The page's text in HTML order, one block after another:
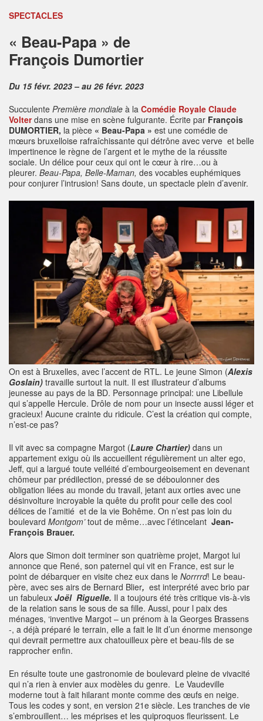
SPECTACLES
« Beau-Papa » de
François Dumortier
Du 15 févr. 2023 – au 26 févr. 2023
Succulente Première mondiale à la Comédie Royale Claude
Volter dans une mise en scène fulgurante. Écrite par François
DUMORTIER, la pièce « Beau-Papa » est une comédie de
mœurs bruxelloise rafraîchissante qui détrône avec verve et belle
impertinence le règne de l’argent et le mythe de la réussite
sociale. Un délice pour ceux qui ont le cœur à rire…ou à
pleurer. Beau-Papa, Belle-Maman, des vocables euphémiques
pour conjurer l’intrusion! Sans doute, un spectacle plein d’avenir.
On est à Bruxelles, avec l’accent de RTL. Le jeune Simon (Alexis
Goslain) travaille surtout la nuit. Il est illustrateur d’albums
jeunesse au pays de la BD. Personnage principal: une Libellule
qui s’appelle Hercule. Drôle de nom pour un insecte aussi léger et
gracieux! Aucune crainte du ridicule. C’est la création qui compte,
n’est-ce pas?
Il vit avec sa compagne Margot (Laure Chartier) dans un
appartement exigu où ils accueillent régulièrement un alter ego,
Jeff, qui a largué toute velléité d’embourgeoisement en devenant
chômeur par prédilection, pressé de se déboulonner des
obligation liées au monde du travail, jetant aux orties avec une
désinvolture incroyable la quête du profit pour celle des cool
délices de l’amitié et de la vie Bohême. On n’est pas loin du
boulevard Montgom’ tout de même…avec l’étincelant Jean-
François Brauer.
Alors que Simon doit terminer son quatrième projet, Margot lui
annonce que René, son paternel qui vit en France, est sur le
point de débarquer en visite chez eux dans le Norrrrd! Le beau-
père, avec ses airs de Bernard Blier, est interprété avec brio par
un fabuleux Joël Riguelle. Il a toujours été très critique vis-à-vis
de la relation sans le sous de sa fille. Aussi, pour l paix des
ménages, ‘inventive Margot – un prénom à la Georges Brassens
-, a déjà préparé le terrain, elle a fait le lit d’un énorme mensonge
qui devrait permettre aux chatouilleux père et beau-fils de se
rapprocher enfin.
En résulte toute une gastronomie de boulevard pleine de vivacité
qui n’a rien à envier aux modèles du genre. Le Vaudeville
moderne tout à fait hilarant monte comme des œufs en neige.
Tous les codes y sont, en version 21e siècle. Les tranches de vie
s’embrouillent… les méprises et les quiproquos fleurissent. Le